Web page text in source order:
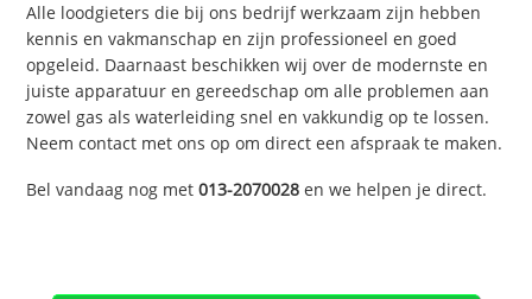
Alle loodgieters die bij ons bedrijf werkzaam zijn hebben
kennis en vakmanschap en zijn professioneel en goed
opgeleid. Daarnaast beschikken wij over de modernste en
juiste apparatuur en gereedschap om alle problemen aan
zowel gas als waterleiding snel en vakkundig op te lossen.
Neem contact met ons op om direct een afspraak te maken.
Bel vandaag nog met013-2070028 en we helpen je direct.